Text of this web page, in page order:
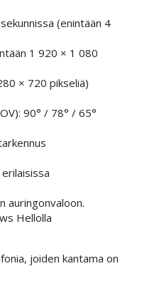
(enintään 4
1 920 × 1 080
× 720 pikseliä)
90° / 78° / 65°
auringonvaloon.
Hellolla
joiden kantama on